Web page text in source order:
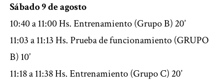
Sábado 9 de agosto
10:40 a 11:00 Hs. Entrenamiento (Grupo B) 20’
11:03 a 11:13 Hs. Prueba de funcionamiento (GRUPO
B) 10’
11:18 a 11:38 Hs. Entrenamiento (Grupo C) 20’